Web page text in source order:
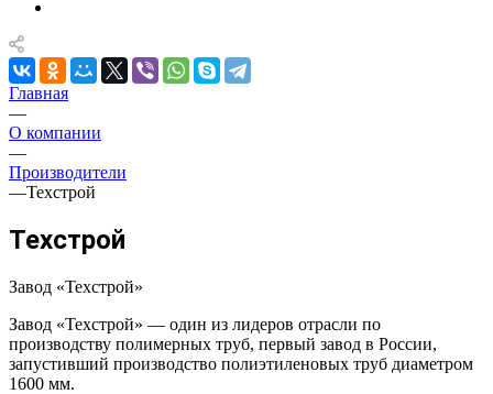
Главная
—
О компании
—
Производители
—Техстрой
Техстрой
Завод «Техстрой»
Завод «Техстрой» — один из лидеров отрасли по
производству полимерных труб, первый завод в России,
запустивший производство полиэтиленовых труб диаметром
1600 мм.